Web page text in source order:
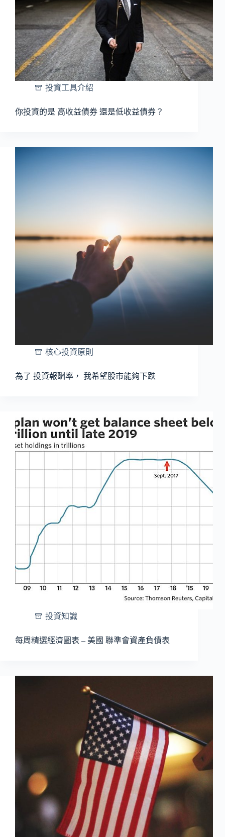
投資工具介紹
你投資的是 高收益債券 還是低收益債券？
核心投資原則
為了 投資報酬率， 我希望股市能夠下跌
投資知識
每周精選經濟圖表 – 美國 聯準會資產負債表